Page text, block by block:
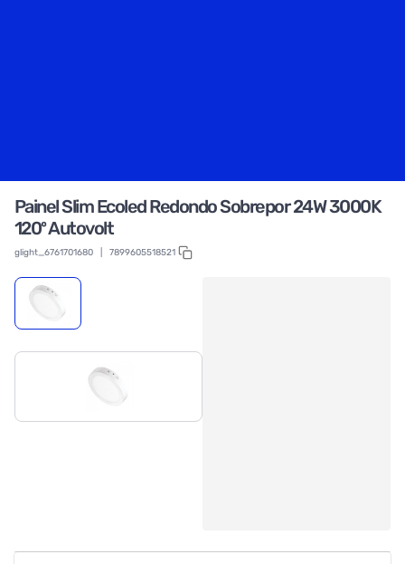
Painel Slim Ecoled Redondo Sobrepor 24W 3000K
120º Autovolt
glight_6761701680 7899605518521